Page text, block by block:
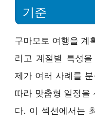
기준
구마모토 여행을 계
리고 계절별 특성
제가 여러 사례를
따라 맞춤형 일정을
다. 이 섹션에서는